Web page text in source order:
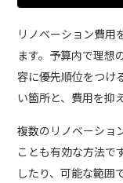
リノベーション費用
ます。予算内で理想
容に優先順位をつけ
い箇所と、費用を抑
複数のリノベーショ
ことも有効な方法で
したり、可能な範囲